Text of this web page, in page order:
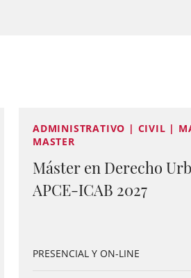
ADMINISTRATIVO | CIVIL |
MASTER
Máster en Derecho
APCE-ICAB 2027
PRESENCIAL Y ON-LINE